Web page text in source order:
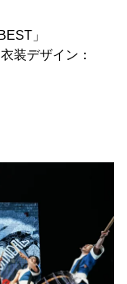
」
装デザイン：